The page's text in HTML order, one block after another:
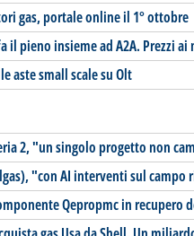
gas, portale online il 1° ottobre
il pieno insieme ad A2A. Prezzi
aste small scale su Olt
2, "un singolo progetto non
"con AI interventi sul campo
Qepropmc in recupero